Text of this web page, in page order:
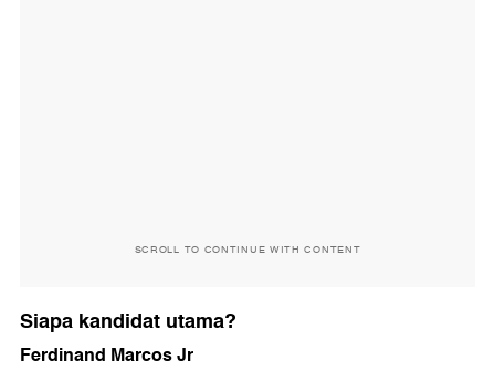
SCROLL TO CONTINUE WITH CONTENT
Siapa kandidat utama?
Ferdinand Marcos Jr